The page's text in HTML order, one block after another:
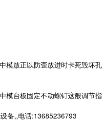
模放正以防歪放进时卡死毁坏孔
模台板固定不动螺钉这般调节指
备,,电话:13685236793